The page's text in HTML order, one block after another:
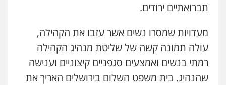
דוד אפרים משרד עורכי דין
פלילי צווארון לבן מס הכנסה מע"מ
0506209859
תברואתיים ירודים.
מעדויות שמסרו נשים אשר עזבו את הקהילה,
עולה תמונה קשה של שליטת מנהיג הקהילה
רמתי בנשים ואמצעים סגפניים קיצוניים וענישה
שהנהיג. בית משפט השלום בירושלים האריך את